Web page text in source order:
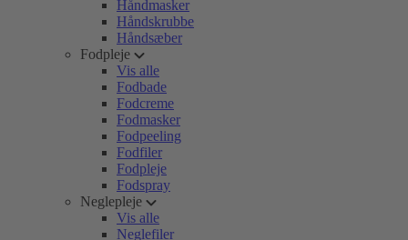
Håndmasker
Håndskrubbe
Håndsæber
Fodpleje
Vis alle
Fodbade
Fodcreme
Fodmasker
Fodpeeling
Fodfiler
Fodpleje
Fodspray
Neglepleje
Vis alle
Neglefiler